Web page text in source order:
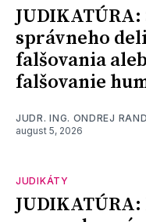
správneho
falšovania
falšovanie
JUDR. ING. ONDREJ
august 5, 2026
JUDIKÁTY